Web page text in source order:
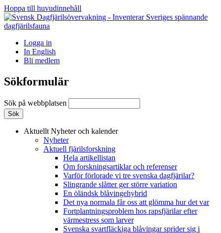
Hoppa till huvudinnehåll
Logga in
In English
Bli medlem
Sökformulär
Sök på webbplatsen
Aktuellt Nyheter och kalender
Nyheter
Aktuell fjärilsforskning
Hela artikellistan
Om forskningsartiklar och referenser
Varför förlorade vi tre svenska dagfjärilar?
Slingrande slåtter ger större variation
En öländsk blåvingehybrid
Det nya normala får oss att glömma hur det var
Fortplantningsproblem hos rapsfjärilar efter
värmestress som larver
Svenska svartfläckiga blåvingar sprider sig i